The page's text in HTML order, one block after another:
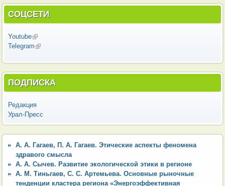
СОЦСЕТИ
Youtube(внешняя ссылка)
Telegram (внешняя ссылка)
ПОДПИСКА
Редакция
Урал-Пресс
А. А. Гагаев, П. А. Гагаев. Этические аспекты феномена
здравого смысла
А. А. Сычев. Развитие экологической этики в регионе
А. М. Тиньгаев, С. С. Артемьева. Основные рыночные
тенденции кластера региона «Энергоэффективная